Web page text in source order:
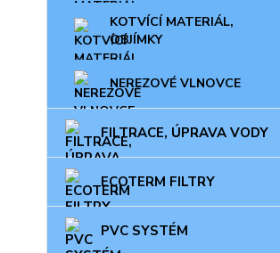
KOTVÍCÍ MATERIÁL,
OBJÍMKY
NEREZOVÉ VLNOVCE
FILTRACE, ÚPRAVA VODY
ECOTERM FILTRY
PVC SYSTÉM